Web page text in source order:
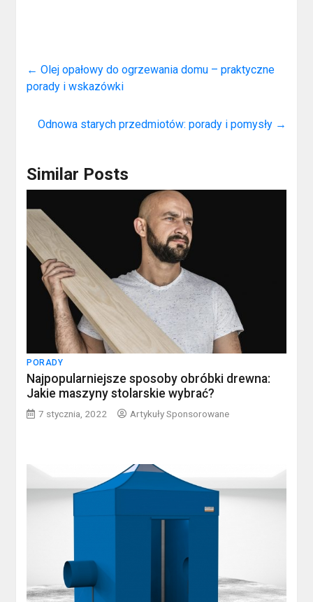
← Olej opałowy do ogrzewania domu – praktyczne
porady i wskazówki
Odnowa starych przedmiotów: porady i pomysły →
Similar Posts
PORADY
Najpopularniejsze sposoby obróbki drewna:
Jakie maszyny stolarskie wybrać?
7 stycznia, 2022 Artykuły Sponsorowane